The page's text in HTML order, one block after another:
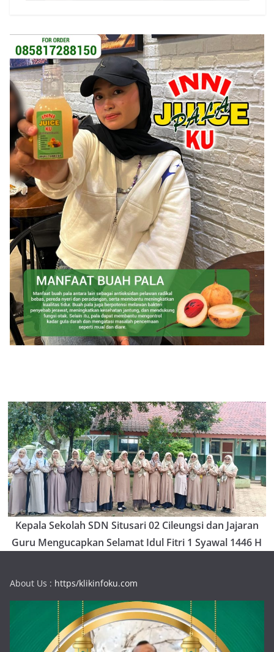
Kepala Sekolah SDN Situsari 02 Cileungsi dan Jajaran
Guru Mengucapkan Selamat Idul Fitri 1 Syawal 1446 H
About Us : https/klikinfoku.com